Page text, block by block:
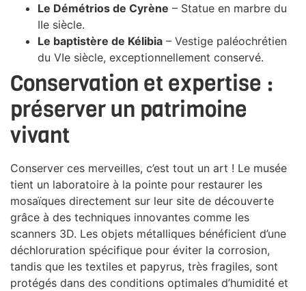
Le Démétrios de Cyrène – Statue en marbre du
IIe siècle.
Le baptistère de Kélibia – Vestige paléochrétien
du VIe siècle, exceptionnellement conservé.
Conservation et expertise :
préserver un patrimoine
vivant
Conserver ces merveilles, c’est tout un art ! Le musée
tient un laboratoire à la pointe pour restaurer les
mosaïques directement sur leur site de découverte
grâce à des techniques innovantes comme les
scanners 3D. Les objets métalliques bénéficient d’une
déchloruration spécifique pour éviter la corrosion,
tandis que les textiles et papyrus, très fragiles, sont
protégés dans des conditions optimales d’humidité et